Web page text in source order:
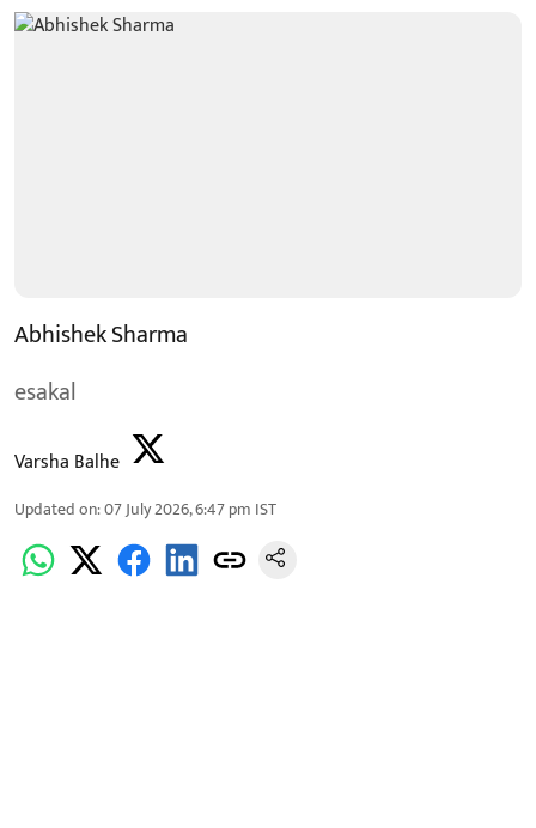
Abhishek Sharma
esakal
Varsha Balhe
Updated on:07 July 2026, 6:47 pm IST